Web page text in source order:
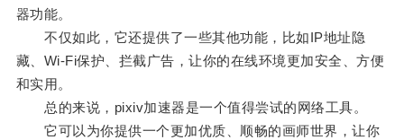
器功能。
不仅如此，它还提供了一些其他功能，比如IP地址隐
藏、Wi-Fi保护、拦截广告，让你的在线环境更加安全、方便
和实用。
总的来说，pixiv加速器是一个值得尝试的网络工具。
它可以为你提供一个更加优质、顺畅的画师世界，让你